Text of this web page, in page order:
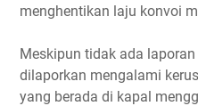
menghentikan laju konvoi
Meskipun tidak ada
dilaporkan mengalami
yang berada di kapal